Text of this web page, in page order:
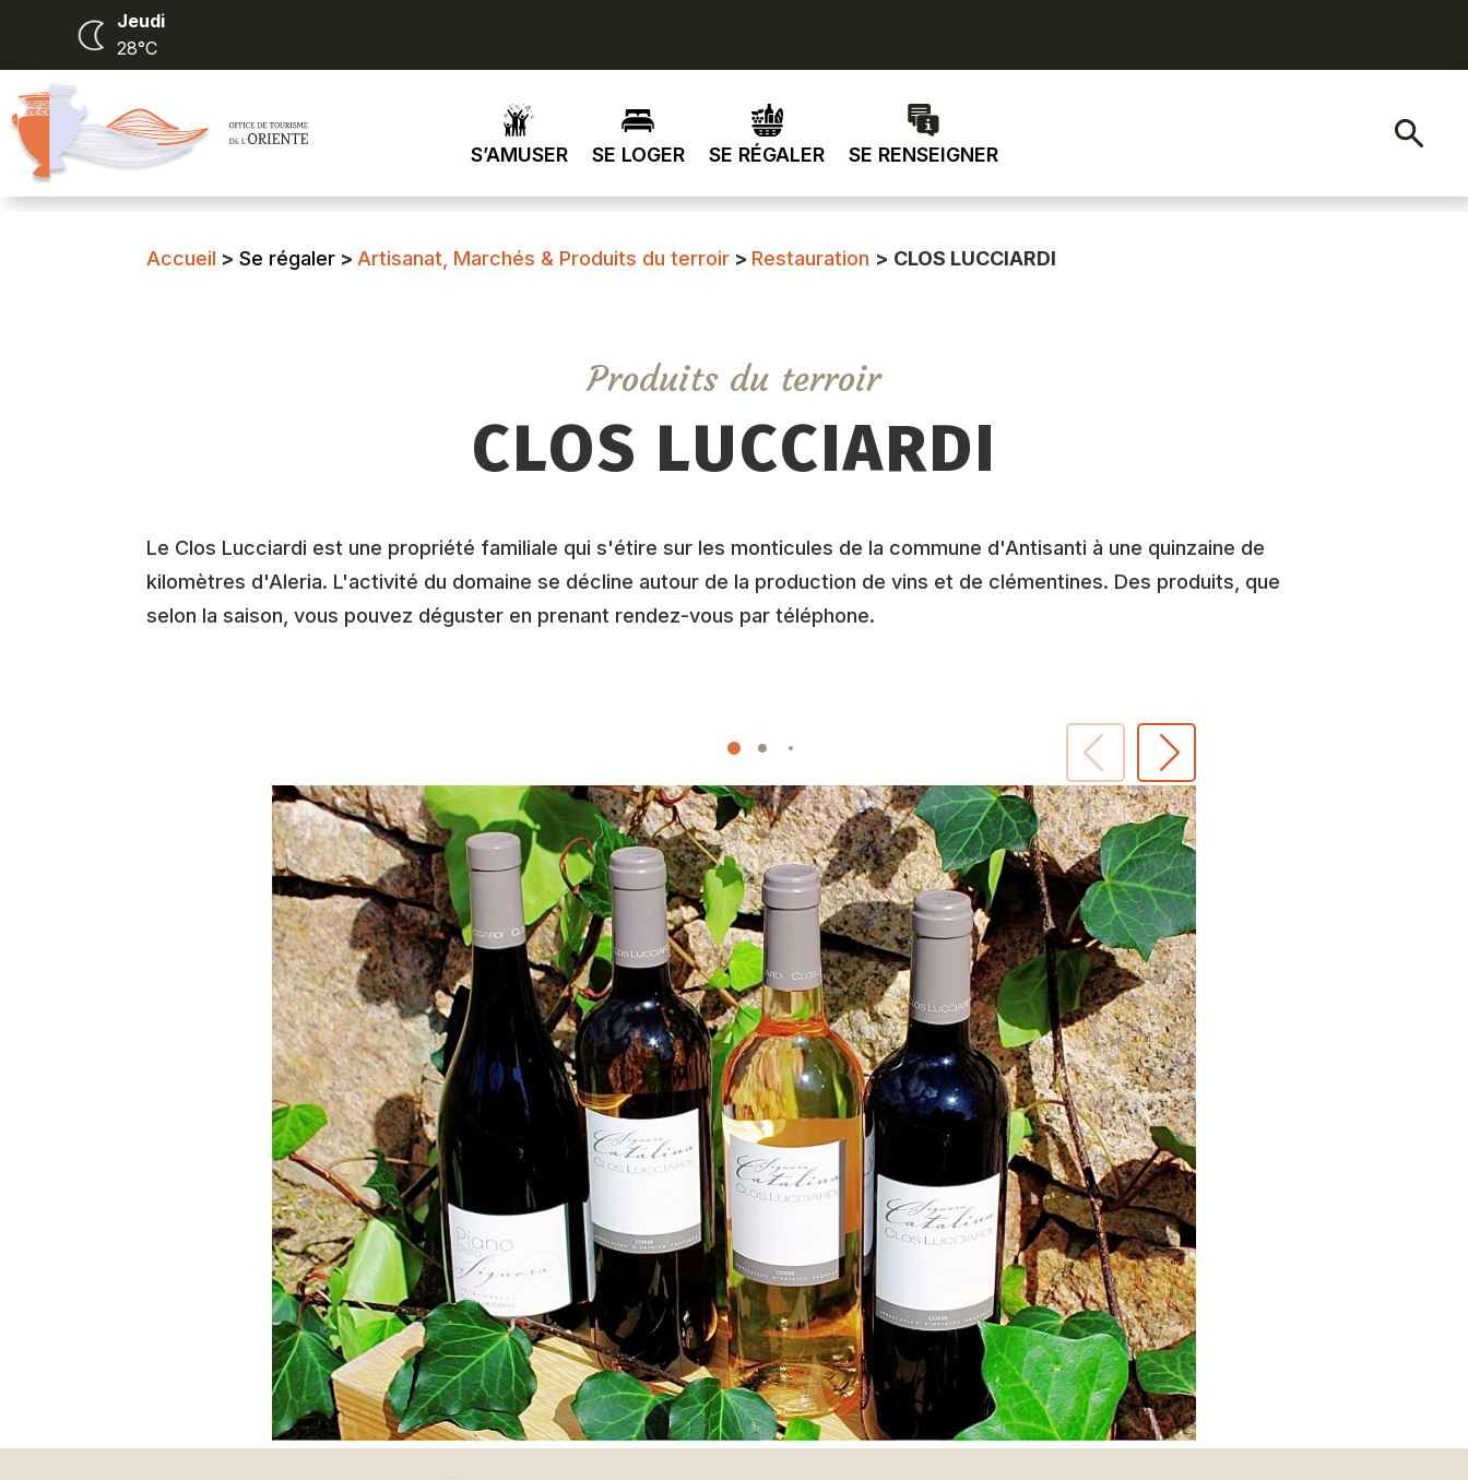
Jeudi
28°C
S’AMUSER SE LOGER SE RÉGALER SE RENSEIGNER
Accueil > Se régaler > Artisanat, Marchés & Produits du terroir > Restauration > CLOS LUCCIARDI
Produits du terroir
CLOS LUCCIARDI
Le Clos Lucciardi est une propriété familiale qui s'étire sur les monticules de la commune d'Antisanti à une quinzaine de
kilomètres d'Aleria. L'activité du domaine se décline autour de la production de vins et de clémentines. Des produits, que
selon la saison, vous pouvez déguster en prenant rendez-vous par téléphone.